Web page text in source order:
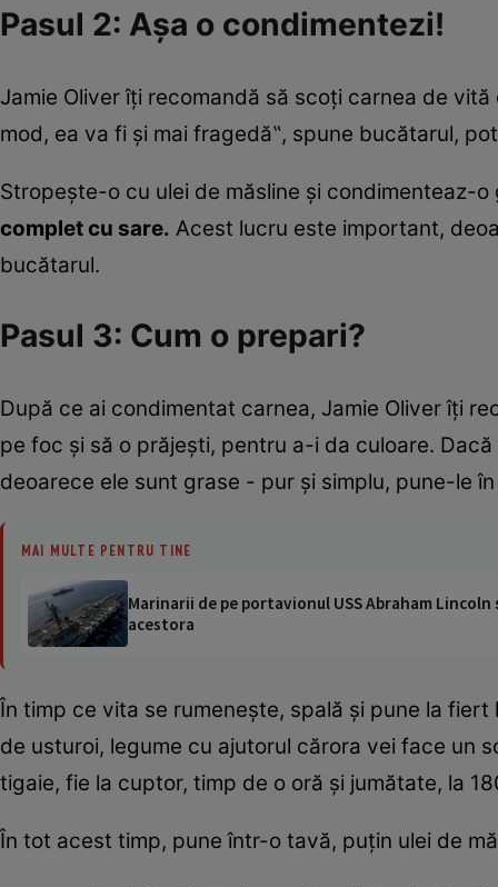
Pasul 2: Aşa o condimentezi!
Jamie Oliver îţi recomandă să scoţi carnea de
mod, ea va fi şi mai fragedă‟, spune bucătarul,
Stropeşte-o cu ulei de măsline şi condimenteaz-o
complet cu sare. Acest lucru este important,
bucătarul.
Pasul 3: Cum o prepari?
După ce ai condimentat carnea, Jamie Oliver îţi
pe foc şi să o prăjeşti, pentru a-i da culoare.
deoarece ele sunt grase - pur şi simplu, pune-le
MAI MULTE PENTRU TINE
Marinarii de pe portavionul USS Abraham
acestora
În timp ce vita se rumeneşte, spală şi pune la
de usturoi, legume cu ajutorul cărora vei face un
tigaie, fie la cuptor, timp de o oră şi jumătate, la
În tot acest timp, pune într-o tavă, puţin ulei de